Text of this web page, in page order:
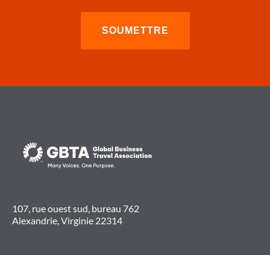
107, rue ouest sud, bureau 762
Alexandrie, Virginie 22314